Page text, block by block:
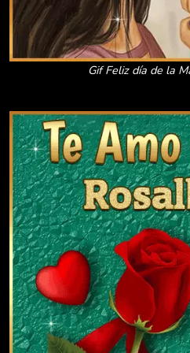
Gif Feliz día de la